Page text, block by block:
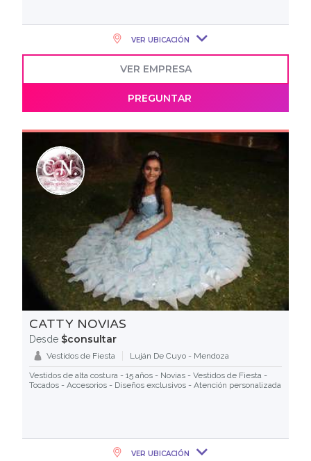
VER UBICACIÓN
VER EMPRESA
PREGUNTAR
CATTY NOVIAS
Desde $consultar
Vestidos de Fiesta
Luján De Cuyo - Mendoza
Vestidos de alta costura - 15 años - Novias - Vestidos de Fiesta -
Tocados - Accesorios - Diseños exclusivos - Atención personalizada
VER UBICACIÓN